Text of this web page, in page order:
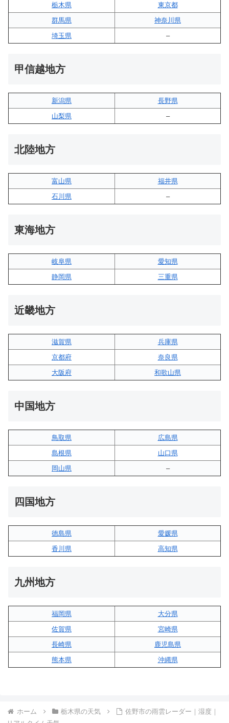
栃木県
東京都
群馬県
神奈川県
埼玉県
–
甲信越地方
新潟県
長野県
山梨県
–
北陸地方
富山県
福井県
石川県
–
東海地方
岐阜県
愛知県
静岡県
三重県
近畿地方
滋賀県
兵庫県
京都府
奈良県
大阪府
和歌山県
中国地方
鳥取県
広島県
島根県
山口県
岡山県
–
四国地方
徳島県
愛媛県
香川県
高知県
九州地方
福岡県
大分県
佐賀県
宮崎県
長崎県
鹿児島県
熊本県
沖縄県
ホーム 栃木県の天気
佐野市の雨雲レーダー｜湿度｜